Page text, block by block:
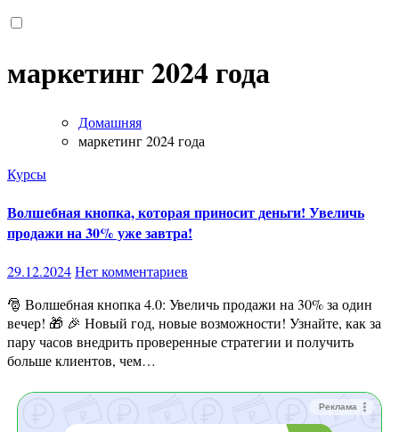
маркетинг 2024 года
Домашняя
маркетинг 2024 года
Курсы
Волшебная кнопка, которая приносит деньги! Увеличь
продажи на 30% уже завтра!
29.12.2024Нет комментариев
🎅 Волшебная кнопка 4.0: Увеличь продажи на 30% за один
вечер! 🎁 🎉 Новый год, новые возможности! Узнайте, как за
пару часов внедрить проверенные стратегии и получить
больше клиентов, чем…
Реклама